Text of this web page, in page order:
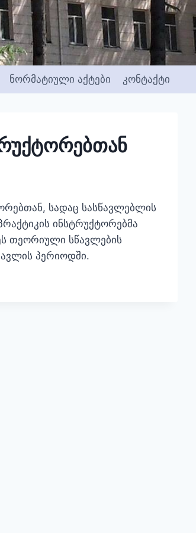
ნორმატიული აქტები კონტაქტი
სადაც სასწავლებლის
ინსტრუქტორებმა
თეორიული სწავლების
პერიოდში.